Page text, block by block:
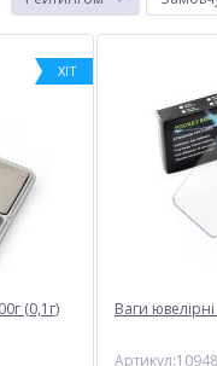
ХІТ
(0,1г) Ваги
Артикул:10948